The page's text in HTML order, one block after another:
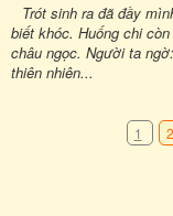
Trót sinh ra đã đầy
biết khóc. Huống chi
châu ngọc. Người ta
thiên nhiên...
1 2